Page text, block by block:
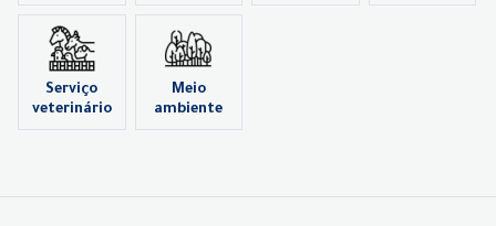
Serviço
veterinário
Meio
ambiente